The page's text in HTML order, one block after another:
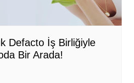
Defacto İş Birliğiyle
Bir Arada!